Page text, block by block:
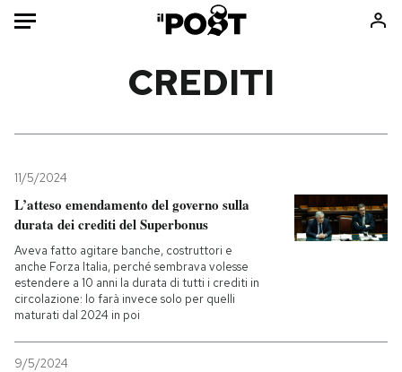
Mondo
Politica
Tecnologia
Internet
Scienza
Cultura
Sport
Consumismi
Ok Boomer!
Media
Europa
CREDITI
11/5/2024
L’atteso emendamento del governo sulla
durata dei crediti del Superbonus
Aveva fatto agitare banche, costruttori e
anche Forza Italia, perché sembrava volesse
estendere a 10 anni la durata di tutti i crediti in
circolazione: lo farà invece solo per quelli
maturati dal 2024 in poi
9/5/2024